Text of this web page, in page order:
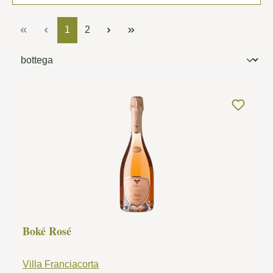
Page
1 Page
2
Boké Rosé
Villa Franciacorta